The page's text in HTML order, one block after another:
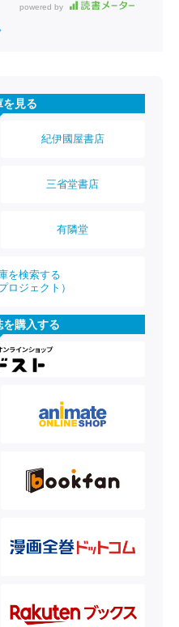
powered by
を見る
紀伊國屋書店
三省堂書店
有隣堂
を検索する
ロジェクト）
購入する